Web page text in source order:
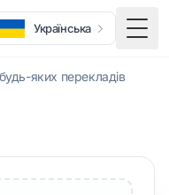
Українська
яких перекладів